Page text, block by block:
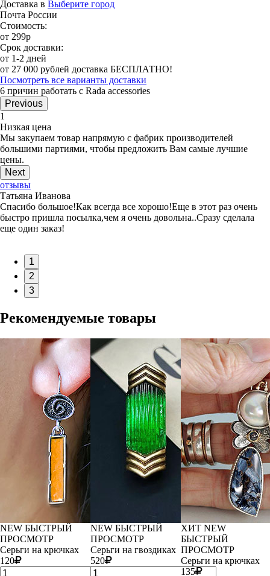
Доставка в Выберите город
Почта России
Стоимость:
от 299р
Срок доставки:
от 1-2 дней
от 27 000 рублей доставка БЕСПЛАТНО!
Посмотреть все варианты доставки
6 причин работать с Rada accessories
Previous
1
Низкая цена
Мы закупаем товар напрямую с фабрик производителей
большими партиями, чтобы предложить Вам самые лучшие
цены.
Next
отзывы
Татьяна Иванова
Спасибо большое!Как всегда все хорошо!Еще в этот раз очень
быстро пришла посылка,чем я очень довольна..Сразу сделала
еще один заказ!
1
2
3
Рекомендуемые товары
NEW БЫСТРЫЙ
ПРОСМОТР
Серьги на крючках
120
NEW БЫСТРЫЙ
ПРОСМОТР
Серьги на гвоздиках
520
ХИТ NEW
БЫСТРЫЙ
ПРОСМОТР
Серьги на крючках
135